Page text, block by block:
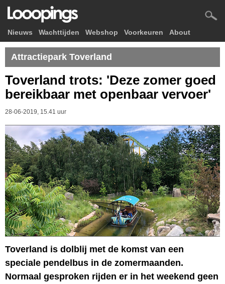
Nieuws Wachttijden Webshop Voorkeuren About
Attractiepark Toverland
Toverland trots: 'Deze zomer goed
bereikbaar met openbaar vervoer'
28-06-2019, 15.41 uur
Toverland is dolblij met de komst van een
speciale pendelbus in de zomermaanden.
Normaal gesproken rijden er in het weekend geen